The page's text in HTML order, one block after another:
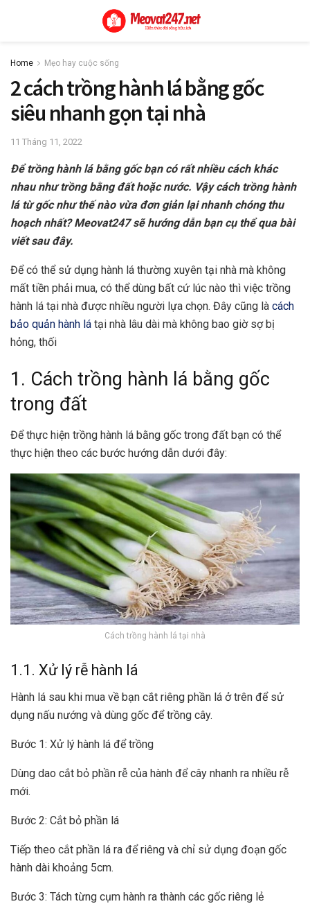
Home Mẹo hay cuộc sống
2 cách trồng hành lá bằng gốc
siêu nhanh gọn tại nhà
11 Tháng 11, 2022
Để trồng hành lá bằng gốc bạn có rất nhiều cách khác
nhau như trồng bằng đất hoặc nước. Vậy cách trồng hành
lá từ gốc như thế nào vừa đơn giản lại nhanh chóng thu
hoạch nhất? Meovat247 sẽ hướng dẫn bạn cụ thể qua bài
viết sau đây.
Để có thể sử dụng hành lá thường xuyên tại nhà mà không
mất tiền phải mua, có thể dùng bất cứ lúc nào thì việc trồng
hành lá tại nhà được nhiều người lựa chọn. Đây cũng là cách
bảo quản hành lá tại nhà lâu dài mà không bao giờ sợ bị
hỏng, thối
1. Cách trồng hành lá bằng gốc
trong đất
Để thực hiện trồng hành lá bằng gốc trong đất bạn có thể
thực hiện theo các bước hướng dẫn dưới đây:
Cách trồng hành lá tại nhà
1.1. Xử lý rễ hành lá
Hành lá sau khi mua về bạn cắt riêng phần lá ở trên để sử
dụng nấu nướng và dùng gốc để trồng cây.
Bước 1: Xử lý hành lá để trồng
Dùng dao cắt bỏ phần rễ của hành để cây nhanh ra nhiều rễ
mới.
Bước 2: Cắt bỏ phần lá
Tiếp theo cắt phần lá ra để riêng và chỉ sử dụng đoạn gốc
hành dài khoảng 5cm.
Bước 3: Tách từng cụm hành ra thành các gốc riêng lẻ